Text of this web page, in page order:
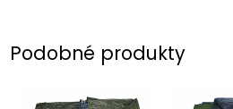
Podobné produkty